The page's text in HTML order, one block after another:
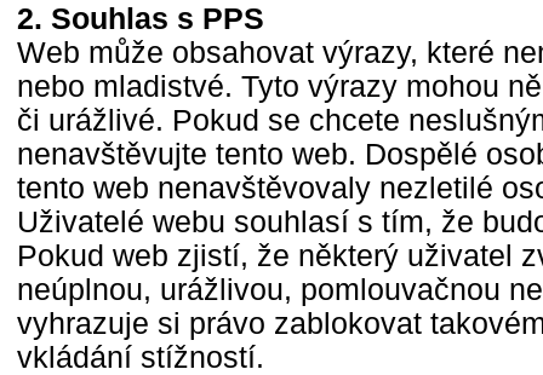
2. Souhlas s PPS
Web může obsahovat výrazy, které
nebo mladistvé. Tyto výrazy mohou
či urážlivé. Pokud se chcete
nenavštěvujte tento web. Dospělé
tento web nenavštěvovaly nezletilé
Uživatelé webu souhlasí s tím, že
Pokud web zjistí, že některý uživatel
neúplnou, urážlivou, pomlouvačnou
vyhrazuje si právo zablokovat
vkládání stížností.